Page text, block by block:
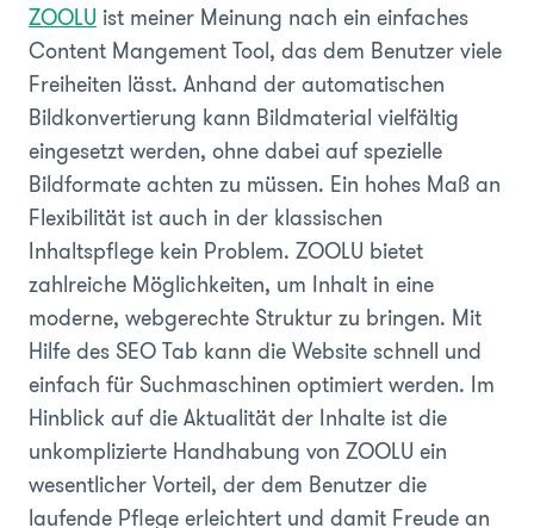
ZOOLU ist meiner Meinung nach ein einfaches
Content Mangement Tool, das dem Benutzer viele
Freiheiten lässt. Anhand der automatischen
Bildkonvertierung kann Bildmaterial vielfältig
eingesetzt werden, ohne dabei auf spezielle
Bildformate achten zu müssen. Ein hohes Maß an
Flexibilität ist auch in der klassischen
Inhaltspflege kein Problem. ZOOLU bietet
zahlreiche Möglichkeiten, um Inhalt in eine
moderne, webgerechte Struktur zu bringen. Mit
Hilfe des SEO Tab kann die Website schnell und
einfach für Suchmaschinen optimiert werden. Im
Hinblick auf die Aktualität der Inhalte ist die
unkomplizierte Handhabung von ZOOLU ein
wesentlicher Vorteil, der dem Benutzer die
laufende Pflege erleichtert und damit Freude an